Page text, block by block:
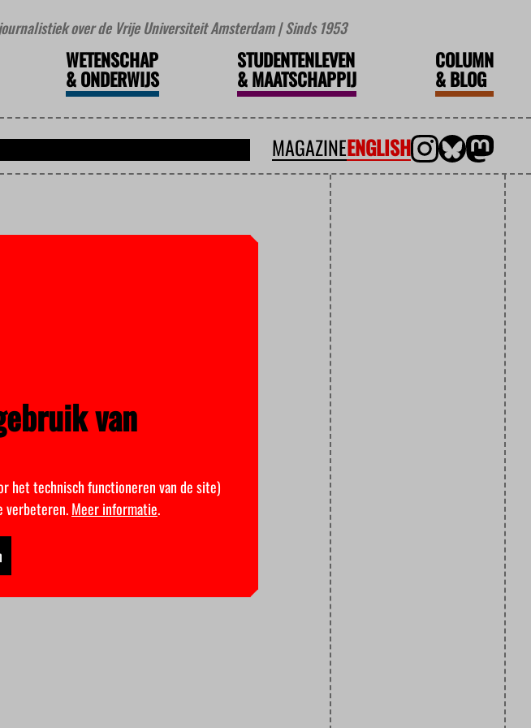
over de Vrije Universiteit Amsterdam | Sinds 1953
WETENSCHAP
&ONDERWIJS
STUDENTENLEVEN
&MAATSCHAPPIJ
COLUMN
&BLOG
MAGAZINEENGLISH
van
het technisch functioneren van de site)
verbeteren.Meer informatie.